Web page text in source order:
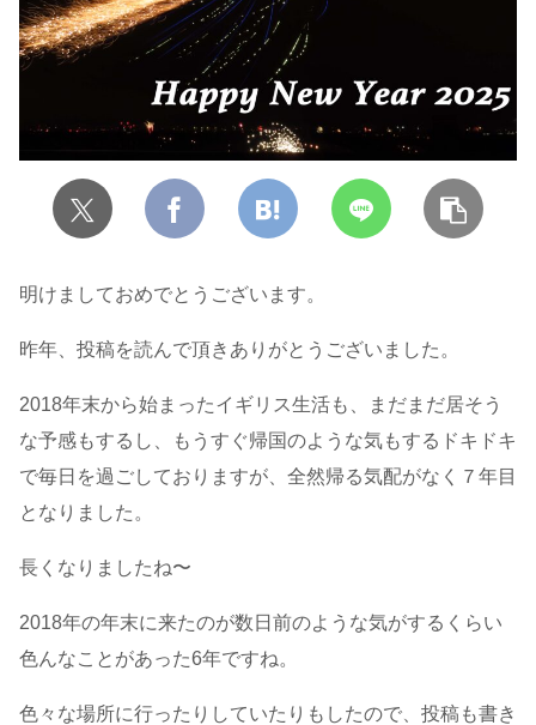
明けましておめでとうございます。
昨年、投稿を読んで頂きありがとうございました。
2018年末から始まったイギリス生活も、まだまだ居そう
な予感もするし、もうすぐ帰国のような気もするドキドキ
で毎日を過ごしておりますが、全然帰る気配がなく７年目
となりました。
長くなりましたね〜
2018年の年末に来たのが数日前のような気がするくらい
色んなことがあった6年ですね。
色々な場所に行ったりしていたりもしたので、投稿も書き